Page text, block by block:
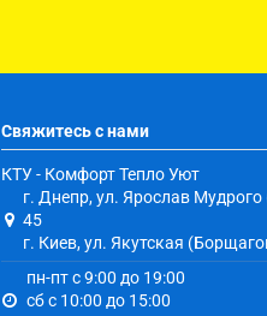
Свяжитесь с нами
КТУ - Комфорт Тепло Уют
г. Днепр, ул. Ярослав
45
г. Киев, ул. Якутская
пн-пт с 9:00 до 19:00
сб с 10:00 до 15:00